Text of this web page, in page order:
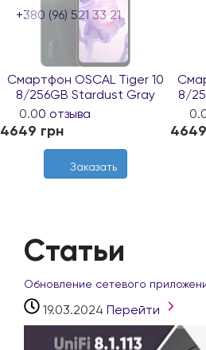
+380 (96) 521 33 21
Смартфон OSCAL Tiger 10
8/256GB Stardust Gray
0.00 отзыва
4649 грн
Заказать
8/
Статьи
Обновление сетевого
19.03.2024 Перейти